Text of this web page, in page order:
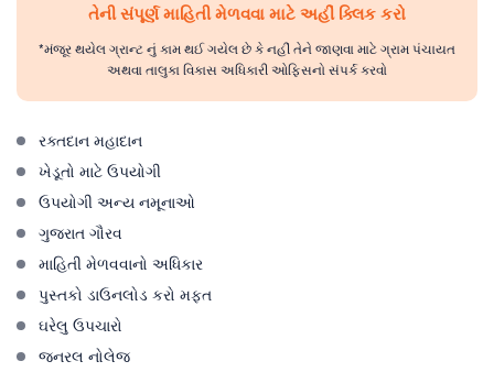
તેની સંપૂર્ણ માહિતી મેળવવા માટે અહીં ક્લિક કરો
*મંજૂર થયેલ ગ્રાન્ટ નું કામ થઈ ગયેલ છે કે નહીં તેને જાણવા માટે ગ્રામ પંચાયત
અથવા તાલુકા વિકાસ અધિકારી ઓફિસનો સંપર્ક કરવો
રક્તદાન મહાદાન
ખેડૂતો માટે ઉપયોગી
ઉપયોગી અન્ય નમૂનાઓ
ગુજરાત ગૌરવ
માહિતી મેળવવાનો અધિકાર
પુસ્તકો ડાઉનલોડ કરો મફત
ઘરેલુ ઉપચારો
જનરલ નોલેજ